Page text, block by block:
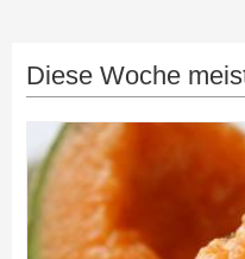
Diese Woche